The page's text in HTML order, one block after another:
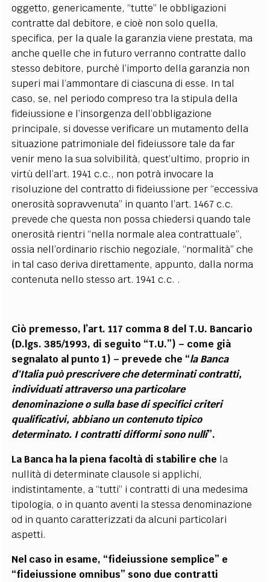
oggetto, genericamente, “tutte” le obbligazioni
contratte dal debitore, e cioè non solo quella,
specifica, per la quale la garanzia viene prestata, ma
anche quelle che in futuro verranno contratte dallo
stesso debitore, purchè l’importo della garanzia non
superi mai l’ammontare di ciascuna di esse. In tal
caso, se, nel periodo compreso tra la stipula della
fideiussione e l’insorgenza dell’obbligazione
principale, si dovesse verificare un mutamento della
situazione patrimoniale del fideiussore tale da far
venir meno la sua solvibilità, quest’ultimo, proprio in
virtù dell’art. 1941 c.c., non potrà invocare la
risoluzione del contratto di fideiussione per “eccessiva
onerosità sopravvenuta” in quanto l’art. 1467 c.c.
prevede che questa non possa chiedersi quando tale
onerosità rientri “nella normale alea contrattuale”,
ossia nell’ordinario rischio negoziale, “normalità” che
in tal caso deriva direttamente, appunto, dalla norma
contenuta nello stesso art. 1941 c.c. .
Ciò premesso, l’art. 117 comma 8 del T.U. Bancario
(D.lgs. 385/1993, di seguito “T.U.”) – come già
segnalato al punto 1) – prevede che “la Banca
d'Italia può prescrivere che determinati contratti,
individuati attraverso una particolare
denominazione o sulla base di specifici criteri
qualificativi, abbiano un contenuto tipico
determinato. I contratti difformi sono nulli”.
La Banca ha la piena facoltà di stabilire che la
nullità di determinate clausole si applichi,
indistintamente, a “tutti” i contratti di una medesima
tipologia, o in quanto aventi la stessa denominazione
od in quanto caratterizzati da alcuni particolari
aspetti.
Nel caso in esame, “fideiussione semplice” e
“fideiussione omnibus” sono due contratti